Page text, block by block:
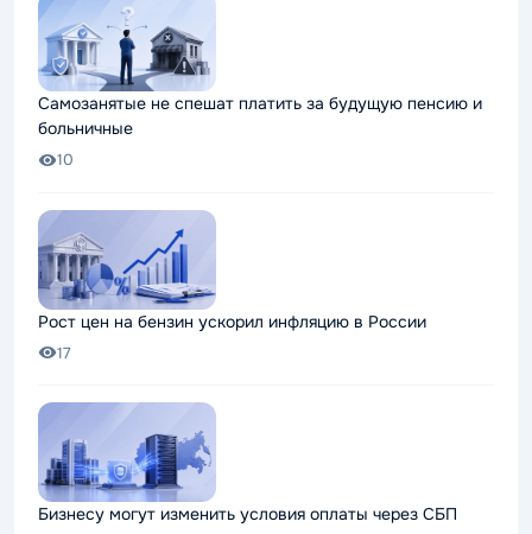
Самозанятые не спешат платить за будущую пенсию и
больничные
10
Рост цен на бензин ускорил инфляцию в России
17
Бизнесу могут изменить условия оплаты через СБП